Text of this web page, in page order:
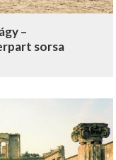
–
sorsa